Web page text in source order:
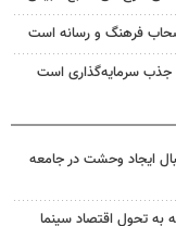
فرهنگ و رسانه است
جذب سرمایه‌گذاری است
ایجاد وحشت در جامعه
به تحول اقتصاد سینما